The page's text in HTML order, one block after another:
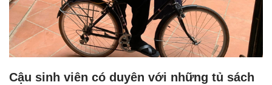
Cậu sinh viên có duyên với những tủ sách